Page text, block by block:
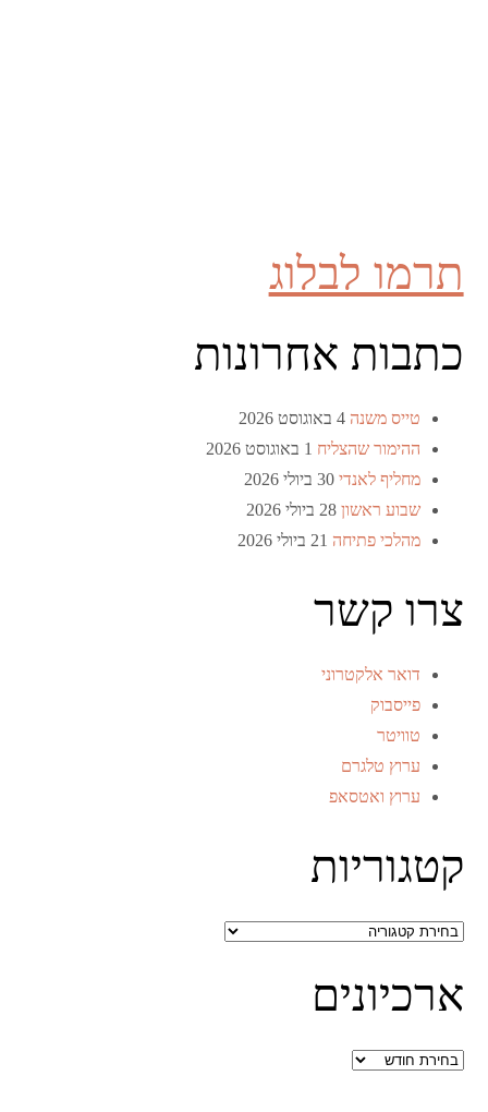
תרמו לבלוג
כתבות אחרונות
טייס משנה 4 באוגוסט 2026
ההימור שהצליח 1 באוגוסט 2026
מחליף לאנדי 30 ביולי 2026
שבוע ראשון 28 ביולי 2026
מהלכי פתיחה 21 ביולי 2026
צרו קשר
דואר אלקטרוני
פייסבוק
טוויטר
ערוץ טלגרם
ערוץ ואטסאפ
קטגוריות
קטגוריות
ארכיונים
ארכיונים